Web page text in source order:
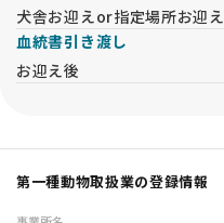
犬舎お迎えor指定場所お迎え
血統書引き渡し
お迎え後
第一種動物取扱業の登録情報